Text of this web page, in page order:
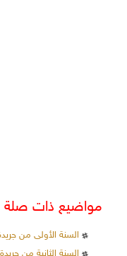
مواضيع ذات صلة :
السنة الأولى من جريدة البشير
السنة الثانية من جريدة البشير